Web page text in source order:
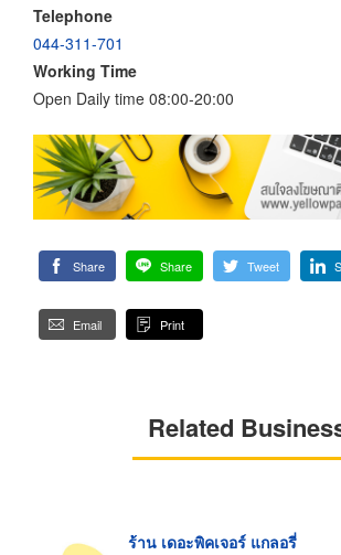
Telephone
044-311-701
Working Time
Open Daily time 08:00-20:00
Share Share Tweet
Email Print
Related
ร้าน เดอะพิคเจอร์ แกลอรี่